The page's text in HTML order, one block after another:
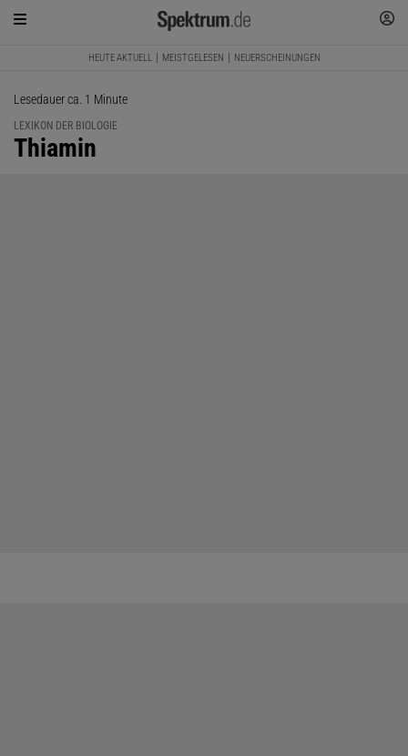
HEUTE AKTUELL MEISTGELESEN NEUERSCHEINUNGEN
Lesedauer ca. 1 Minute
LEXIKON DER BIOLOGIE
:
Thiamin